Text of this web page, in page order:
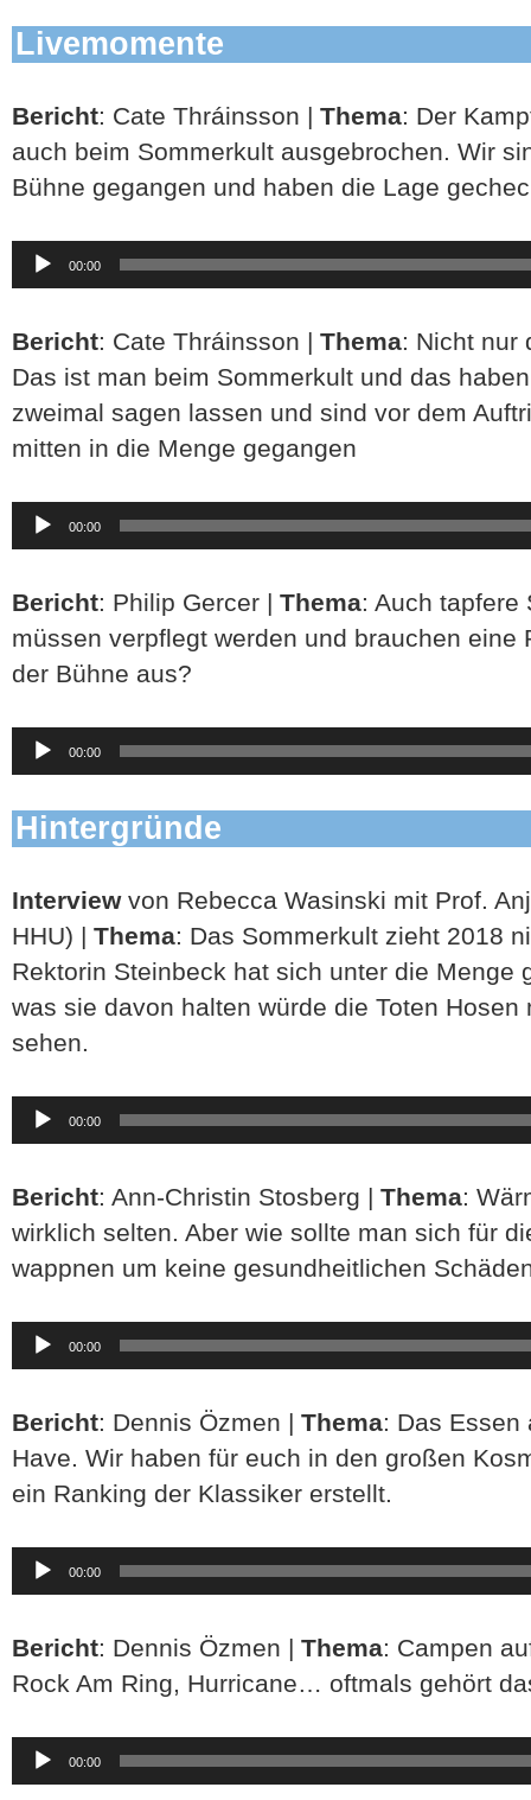
Livemomente
Bericht: Cate Thráinsson | Thema: Der
auch beim Sommerkult ausgebrochen. Wir
Bühne gegangen und haben die Lage
Audio-
Player
00:00
Bericht: Cate Thráinsson | Thema: Nicht nur
Das ist man beim Sommerkult und das
zweimal sagen lassen und sind vor dem
mitten in die Menge gegangen
Audio-
Player
00:00
Bericht: Philip Gercer | Thema: Auch tapfere
müssen verpflegt werden und brauchen eine
der Bühne aus?
Audio-
Player
00:00
Hintergründe
Interviewvon Rebecca Wasinski mit Prof.
HHU) | Thema: Das Sommerkult zieht 2018
Rektorin Steinbeck hat sich unter die Menge
was sie davon halten würde die Toten
sehen.
Audio-
Player
00:00
Bericht: Ann-Christin Stosberg | Thema:
wirklich selten. Aber wie sollte man sich für
wappnen um keine gesundheitlichen
Audio-
Player
00:00
Bericht: Dennis Özmen | Thema: Das Essen
Have. Wir haben für euch in den großen
ein Ranking der Klassiker erstellt.
Audio-
Player
00:00
Bericht: Dennis Özmen | Thema: Campen
Rock Am Ring, Hurricane… oftmals gehört
Audio-
Player
00:00